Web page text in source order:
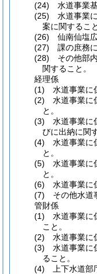
(24) 水道事業基
(25) 水道事業
案に関すること
(26) 仙南仙塩広
(27) 課の庶務に
(28) その他部
関すること。
経理係
(1) 水道事業に
(2) 水道事業に
と。
(3) 水道事業に
びに出納に関
(4) 水道事業に
と。
(5) 水道事業に
と。
(6) 水道事業に
(7) その他水道
管財係
(1) 水道事業に
こと。
(2) 水道事業に
(3) 水道事業に
ること。
(4) 上下水道部